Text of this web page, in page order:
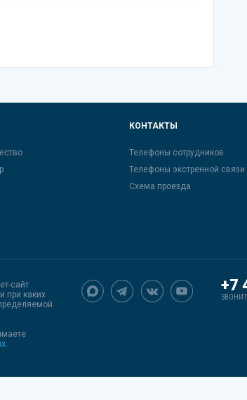
КОНТАКТЫ
Телефоны сотрудников
Телефоны экстренной связи
Схема проезда
сайт
при каких
.
+7